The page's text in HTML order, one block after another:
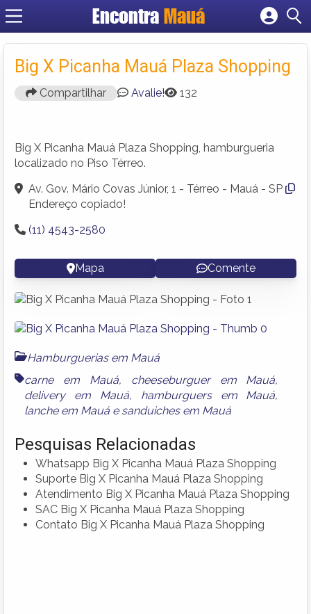
EncontraMauá
Criar conta
Big X Picanha Mauá Plaza Shopping
Compartilhar Avalie! 132
Big X Picanha Mauá Plaza Shopping, hamburgueria
localizado no Piso Térreo.
Av. Gov. Mário Covas Júnior, 1 - Térreo - Mauá - SP
Endereço copiado!
(11) 4543-2580
Mapa Comente
Hamburguerias em Mauá
carne em Mauá, cheeseburguer em Mauá,
delivery em Mauá, hamburguers em Mauá,
lanche em Mauá e sanduiches em Mauá
Pesquisas Relacionadas
Whatsapp Big X Picanha Mauá Plaza Shopping
Suporte Big X Picanha Mauá Plaza Shopping
Atendimento Big X Picanha Mauá Plaza Shopping
SAC Big X Picanha Mauá Plaza Shopping
Contato Big X Picanha Mauá Plaza Shopping